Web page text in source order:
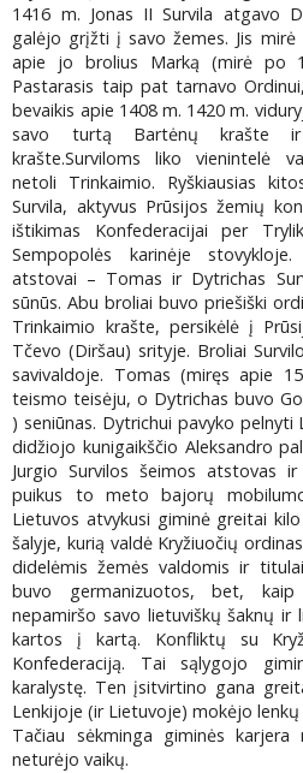
1416 m. Jonas II Survila atgavo
galėjo grįžti į savo žemes. Jis
apie jo brolius Marką (mirė po
Pastarasis taip pat tarnavo
bevaikis apie 1408 m. 1420 m.
savo turtą Bartėnų krašte
krašte.Surviloms liko vienintelė
netoli Trinkaimio. Ryškiausias
Survila, aktyvus Prūsijos žemių
ištikimas Konfederacijai per
Sempopolės karinėje
atstovai – Tomas ir Dytrichas
sūnūs. Abu broliai buvo priešiški
Trinkaimio krašte, persikėlė į
Tčevo (Diršau) srityje. Broliai
savivaldoje. Tomas (miręs apie
teismo teisėju, o Dytrichas buvo
) seniūnas. Dytrichui pavyko pelnyti
didžiojo kunigaikščio Aleksandro
Jurgio Survilos šeimos atstovas
puikus to meto bajorų
Lietuvos atvykusi giminė greitai
šalyje, kurią valdė Kryžiuočių
didelėmis žemės valdomis ir
buvo germanizuotos, bet,
nepamiršo savo lietuviškų šaknų ir
kartos į kartą. Konfliktų su
Konfederaciją. Tai sąlygojo
karalystę. Ten įsitvirtino gana
Lenkijoje (ir Lietuvoje) mokėjo
Tačiau sėkminga giminės
neturėjo vaikų.